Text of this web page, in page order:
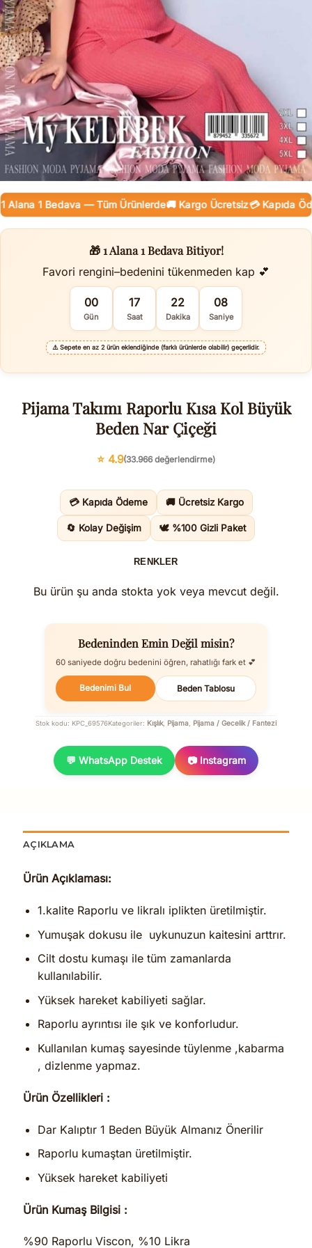
1 Bedava — Tüm Ürünlerde🚚 Kargo Ücretsiz💳 Kapıda
🎁 1 Alana 1 Bedava Bitiyor!
Favori rengini–bedenini tükenmeden kap 💕
00
Gün
17
Saat
22
Dakika
08
Saniye
⚠️Sepete en az 2 ürün eklendiğinde (farklı ürünlerde olabilir) geçerlidir.
Pijama Takımı Raporlu Kısa Kol Büyük
Beden Nar Çiçeği
⭐ 4.9(33.966 değerlendirme)
💳 Kapıda Ödeme 🚚 Ücretsiz Kargo
🔄 Kolay Değişim 🕊️ %100 Gizli Paket
RENKLER
Bu ürün şu anda stokta yok veya mevcut değil.
Bedeninden Emin Değil misin?
60 saniyede doğru bedenini öğren, rahatlığı fark et 💕
Bedenimi Bul Beden Tablosu
Stok kodu: KPC_69576Kategoriler: Kışlık, Pijama, Pijama / Gecelik / Fantezi
💬 WhatsApp Destek 📷 Instagram
AÇIKLAMA
Ürün Açıklaması:
1.kalite Raporlu ve likralı iplikten üretilmiştir.
Yumuşak dokusu ile uykunuzun kaitesini arttrır.
Cilt dostu kumaşı ile tüm zamanlarda
kullanılabilir.
Yüksek hareket kabiliyeti sağlar.
Raporlu ayrıntısı ile şık ve konforludur.
Kullanılan kumaş sayesinde tüylenme ,kabarma
, dizlenme yapmaz.
Ürün Özellikleri :
Dar Kalıptır 1 Beden Büyük Almanız Önerilir
Raporlu kumaştan üretilmiştir.
Yüksek hareket kabiliyeti
Ürün Kumaş Bilgisi :
%90 Raporlu Viscon, %10 Likra